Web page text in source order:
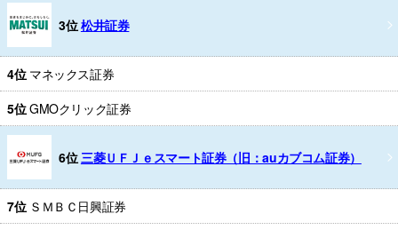
3位松井証券
4位 マネックス証券
5位GMOクリック証券
6位三菱ＵＦＪｅスマート証券（旧：auカブコム証券）
7位 ＳＭＢＣ日興証券